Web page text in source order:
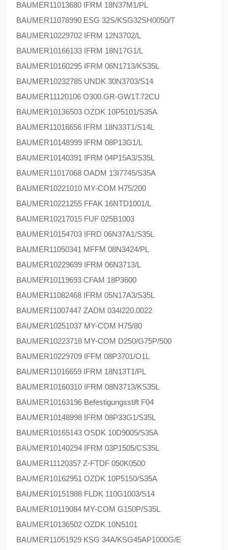
BAUMER11013680 IFRM 18N37M1/PL
BAUMER11078990 ESG 32S/KSG32SH0050/T
BAUMER10229702 IFRM 12N3702/L
BAUMER10166133 IFRM 18N17G1/L
BAUMER10160295 IFRM 06N1713/KS35L
BAUMER10232785 UNDK 30N3703/S14
BAUMER11120106 O300.GR-GW1T.72CU
BAUMER10136503 OZDK 10P5101/S35A
BAUMER11016656 IFRM 18N33T1/S14L
BAUMER10148999 IFRM 08P13G1/L
BAUMER10140391 IFRM 04P15A3/S35L
BAUMER11017068 OADM 13I7745/S35A
BAUMER10221010 MY-COM H75/200
BAUMER10221255 FFAK 16NTD1001/L
BAUMER10217015 FUF 025B1003
BAUMER10154703 IFRD 06N37A1/S35L
BAUMER11050341 MFFM 08N3424/PL
BAUMER10229699 IFRM 06N3713/L
BAUMER10119693 CFAM 18P3600
BAUMER11082468 IFRM 05N17A3/S35L
BAUMER11007447 ZADM 034I220.0022
BAUMER10251037 MY-COM H75/80
BAUMER10223718 MY-COM D250/G75P/500
BAUMER10229709 IFFM 08P3701/O1L
BAUMER11016659 IFRM 18N13T1/PL
BAUMER10160310 IFRM 08N3713/KS35L
BAUMER10163196 Befestigungsstift F04
BAUMER10148998 IFRM 08P33G1/S35L
BAUMER10165143 OSDK 10D9005/S35A
BAUMER10140294 IFRM 03P1505/CS35L
BAUMER11120357 Z-FTDF 050K0500
BAUMER10162951 OZDK 10P5150/S35A
BAUMER10151988 FLDK 110G1003/S14
BAUMER10119084 MY-COM G150P/S35L
BAUMER10136502 OZDK 10N5101
BAUMER11051929 KSG 34A/KSG45AP1000G/E